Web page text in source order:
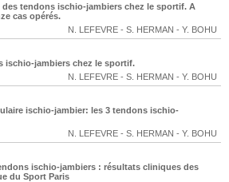
tendons ischio-jambiers chez le sportif. A
cas opérés.
N. LEFEVRE - S. HERMAN - Y. BOHU
ischio-jambiers chez le sportif.
N. LEFEVRE - S. HERMAN - Y. BOHU
ischio-jambier: les 3 tendons ischio-
N. LEFEVRE - S. HERMAN - Y. BOHU
ischio-jambiers : résultats cliniques des
du Sport Paris